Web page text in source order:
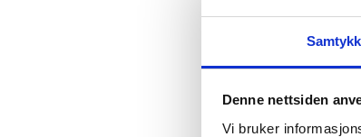
Denne nettsiden
Vi bruker